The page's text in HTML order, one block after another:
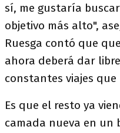
sí, me gustaría
objetivo más alto",
Ruesga contó que
ahora deberá dar
constantes viajes
Es que el resto ya
camada nueva en un